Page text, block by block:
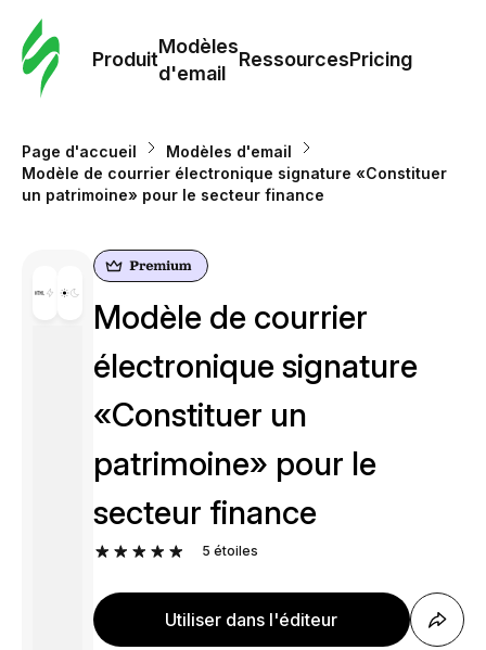
Produit
Modèles
d'email
RessourcesPricing
Page d'accueil
Modèles d'email
Modèle de courrier électronique signature «Constituer
un patrimoine» pour le secteur finance
Modèle de courrier
électronique signature
«Constituer un
patrimoine» pour le
secteur finance
5 étoiles
Utiliser dans l'éditeur